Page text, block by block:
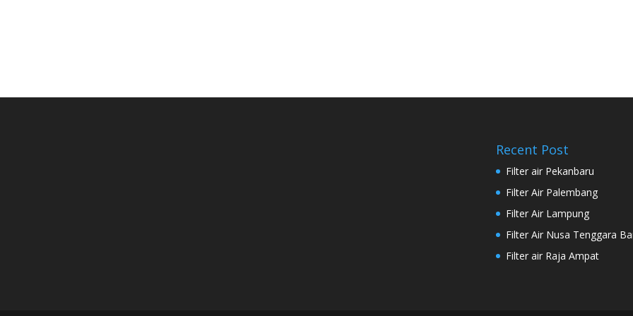
Recent Post
Filter air Pekanbaru
Filter Air Palembang
Filter Air Lampung
Filter Air Nusa Tenggara
Filter air Raja Ampat